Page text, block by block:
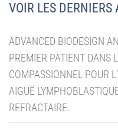
VOIR LES DERNIERS
ADVANCED BIODESIGN
PREMIER PATIENT DANS
COMPASSIONNEL POUR
AIGUË
REFRACTAIRE.